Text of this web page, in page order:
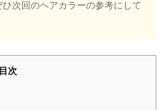
次回のヘアカラーの参考にして
目次